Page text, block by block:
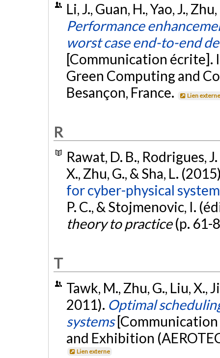
Li, J., Guan, H., Yao, J.,
Performance
worst case end-to-end
[Communication écrite].
Green Computing and
Besançon, France.
Lien
R
Rawat, D. B., Rodrigues,
X., Zhu, G., & Sha, L.
for cyber-physical
P. C., & Stojmenovic, I.
theory to practice(p. 61-
T
Tawk, M., Zhu, G., Liu, X.,
2011). Optimal
systems [Communication
and Exhibition
Lien externe